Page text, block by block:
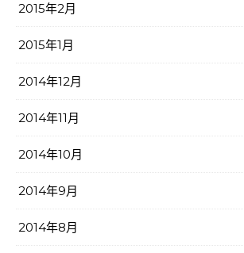
2015年2月
2015年1月
2014年12月
2014年11月
2014年10月
2014年9月
2014年8月